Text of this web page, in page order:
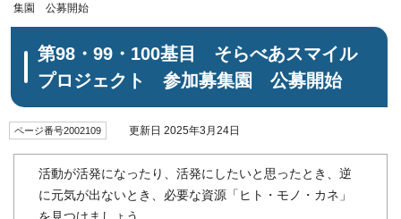
集園 公募開始
第98・99・100基目 そらべあスマイル
プロジェクト 参加募集園 公募開始
ページ番号2002109 更新日 2025年3月24日
活動が活発になったり、活発にしたいと思ったとき、逆
に元気が出ないとき、必要な資源「ヒト・モノ・カネ」